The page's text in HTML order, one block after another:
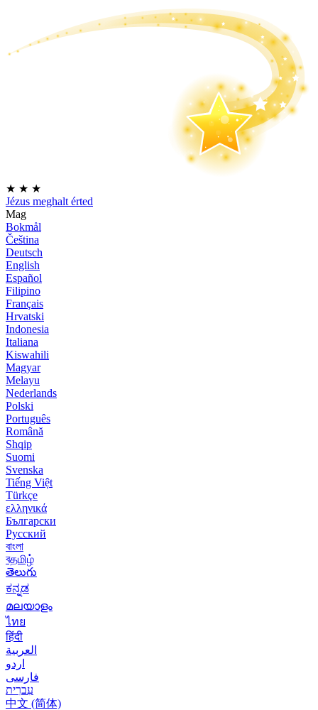
★ ★ ★
Jézus meghalt érted
Mag
Bokmål
Čeština
Deutsch
English
Español
Filipino
Français
Hrvatski
Indonesia
Italiana
Kiswahili
Magyar
Melayu
Nederlands
Polski
Português
Română
Shqip
Suomi
Svenska
Tiếng Việt
Türkçe
ελληνικά
Български
Русский
বাংলা
বதமிழ்
తెలుగు
ಕನ್ನಡ
മലയാളം
ไทย
हिंदी
العربية
اردو
فارسی
עִברִית
中文 (简体)